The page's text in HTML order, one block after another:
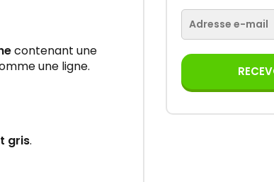
contenant une
une ligne.
gris.